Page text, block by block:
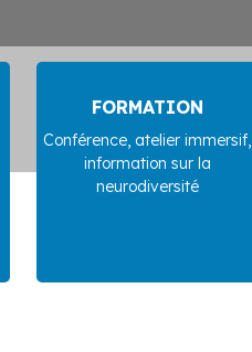
FORMATION
Conférence, atelier immersif,
information sur la
neurodiversité